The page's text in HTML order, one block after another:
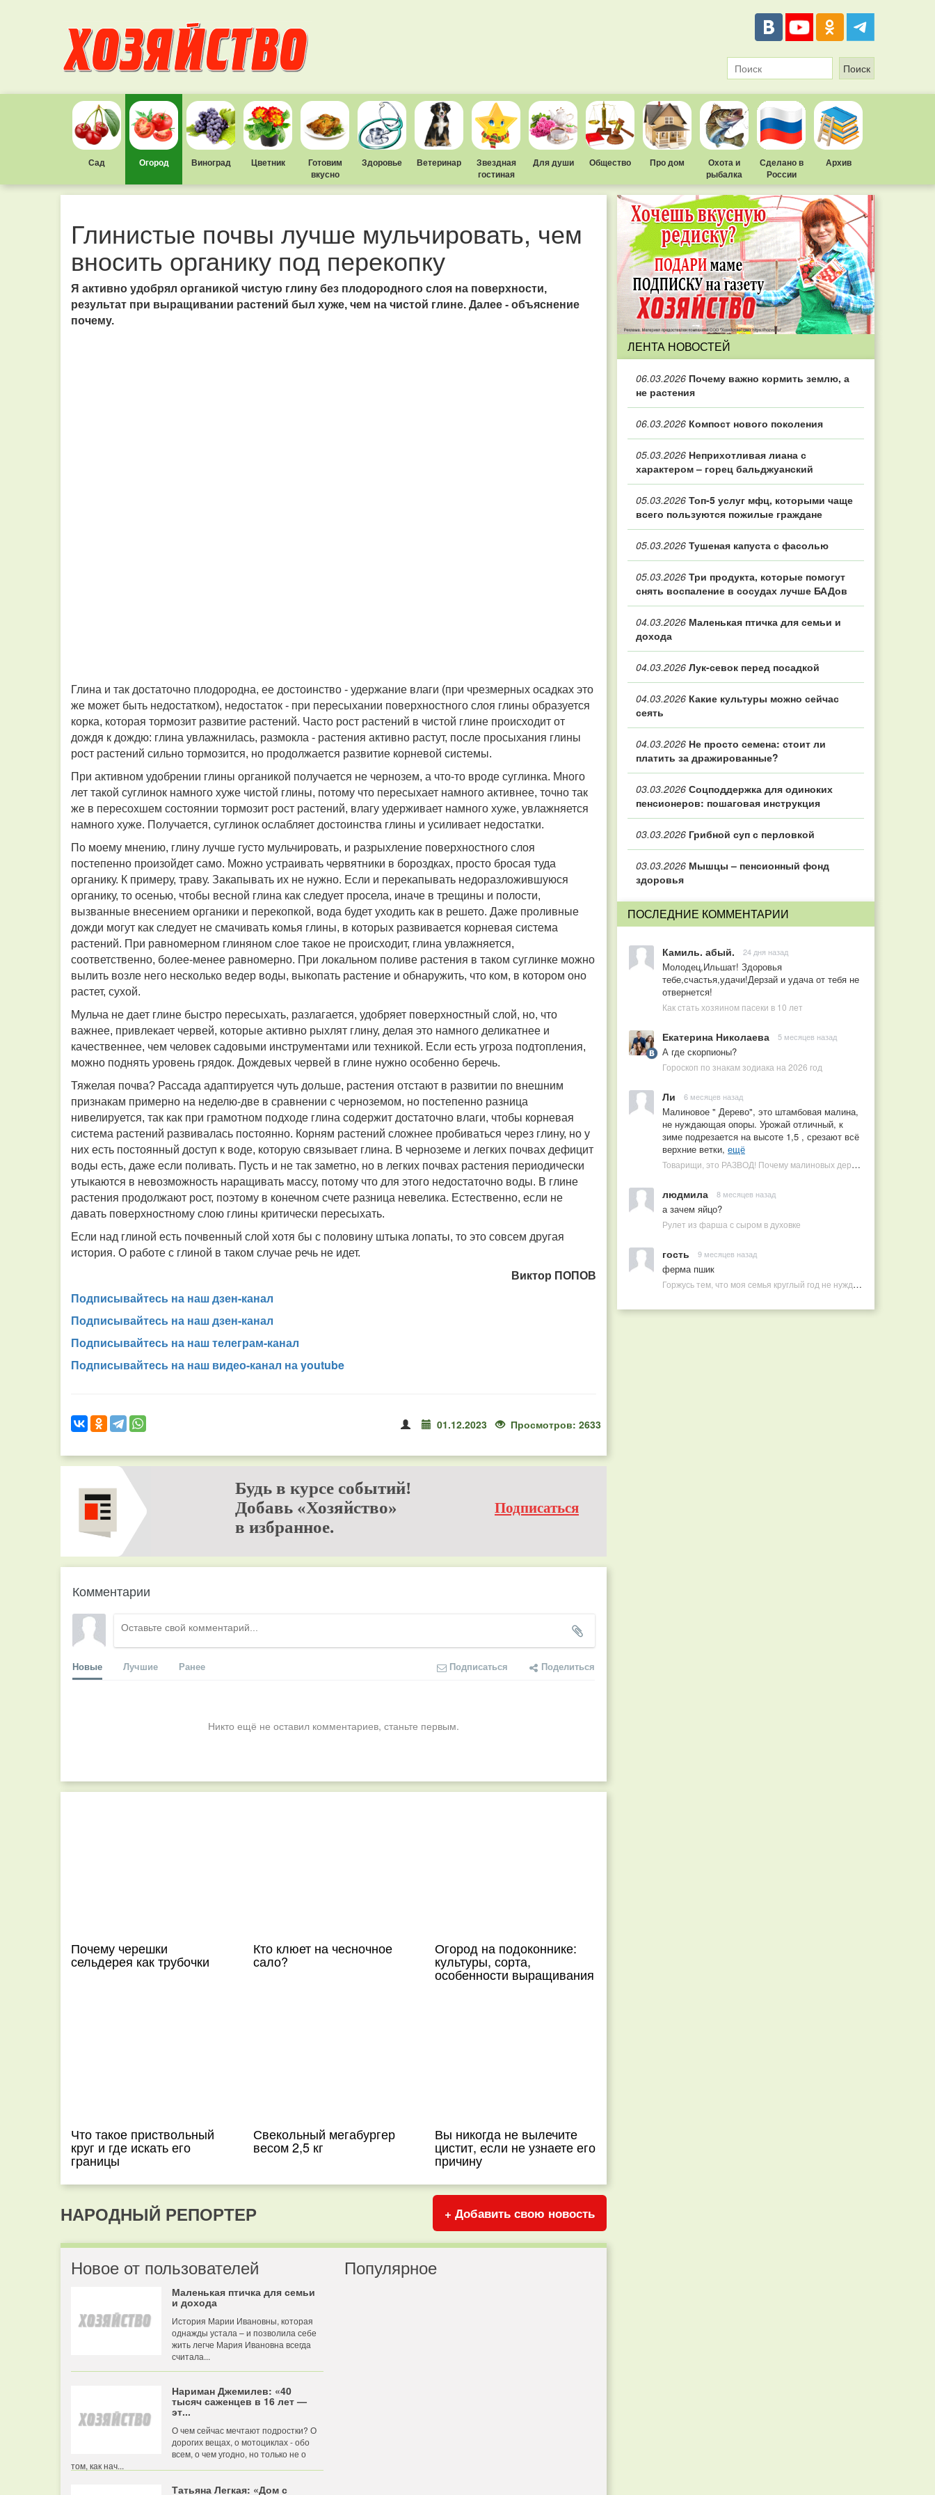
Сад Огород Виноград Цветник
Готовим
вкусно
Здоровье Ветеринар
Звездная
гостиная
Для души Общество Про дом
Охота и
рыбалка
Сделано в
России
Архив
Глинистые почвы лучше мульчировать, чем
вносить органику под перекопку
Я активно удобрял органикой чистую глину без плодородного слоя на поверхности,
результат при выращивании растений был хуже, чем на чистой глине. Далее - объяснение
почему.
Глина и так достаточно плодородна, ее достоинство - удержание влаги (при чрезмерных осадках это
же может быть недостатком), недостаток - при пересыхании поверхностного слоя глины образуется
корка, которая тормозит развитие растений. Часто рост растений в чистой глине происходит от
дождя к дождю: глина увлажнилась, размокла - растения активно растут, после просыхания глины
рост растений сильно тормозится, но продолжается развитие корневой системы.
При активном удобрении глины органикой получается не чернозем, а что-то вроде суглинка. Много
лет такой суглинок намного хуже чистой глины, потому что пересыхает намного активнее, точно так
же в пересохшем состоянии тормозит рост растений, влагу удерживает намного хуже, увлажняется
намного хуже. Получается, суглинок ослабляет достоинства глины и усиливает недостатки.
По моему мнению, глину лучше густо мульчировать, и разрыхление поверхностного слоя
постепенно произойдет само. Можно устраивать червятники в бороздках, просто бросая туда
органику. К примеру, траву. Закапывать их не нужно. Если и перекапывать недоразложившуюся
органику, то осенью, чтобы весной глина как следует просела, иначе в трещины и полости,
вызванные внесением органики и перекопкой, вода будет уходить как в решето. Даже проливные
дожди могут как следует не смачивать комья глины, в которых развивается корневая система
растений. При равномерном глиняном слое такое не происходит, глина увлажняется,
соответственно, более-менее равномерно. При локальном поливе растения в таком суглинке можно
вылить возле него несколько ведер воды, выкопать растение и обнаружить, что ком, в котором оно
растет, сухой.
Мульча не дает глине быстро пересыхать, разлагается, удобряет поверхностный слой, но, что
важнее, привлекает червей, которые активно рыхлят глину, делая это намного деликатнее и
качественнее, чем человек садовыми инструментами или техникой. Если есть угроза подтопления,
можно поднять уровень грядок. Дождевых червей в глине нужно особенно беречь.
Тяжелая почва? Рассада адаптируется чуть дольше, растения отстают в развитии по внешним
признакам примерно на неделю-две в сравнении с черноземом, но постепенно разница
нивелируется, так как при грамотном подходе глина содержит достаточно влаги, чтобы корневая
система растений развивалась постоянно. Корням растений сложнее пробиваться через глину, но у
них есть постоянный доступ к воде, которую связывает глина. В черноземе и легких почвах дефицит
воды есть, даже если поливать. Пусть и не так заметно, но в легких почвах растения периодически
утыкаются в невозможность наращивать массу, потому что для этого недостаточно воды. В глине
растения продолжают рост, поэтому в конечном счете разница невелика. Естественно, если не
давать поверхностному слою глины критически пересыхать.
Если над глиной есть почвенный слой хотя бы с половину штыка лопаты, то это совсем другая
история. О работе с глиной в таком случае речь не идет.
Виктор ПОПОВ
Подписывайтесь на наш дзен-канал
Подписывайтесь на наш дзен-канал
Подписывайтесь на наш телеграм-канал
Подписывайтесь на наш видео-канал на youtube
01.12.2023 Просмотров: 2633
Будь в курсе событий!
Добавь «Хозяйство»
в избранное.
Подписаться
Комментарии
Новые Лучшие Ранее Подписаться Поделиться
Никто ещё не оставил комментариев, станьте первым.
Почему черешки
сельдерея как трубочки
Кто клюет на чесночное
сало?
Огород на подоконнике:
культуры, сорта,
особенности выращивания
Что такое приствольный
круг и где искать его
границы
Свекольный мегабургер
весом 2,5 кг
Вы никогда не вылечите
цистит, если не узнаете его
причину
НАРОДНЫЙ РЕПОРТЕР + Добавить свою новость
Новое от пользователей
Маленькая птичка для семьи
и дохода
История Марии Ивановны, которая
однажды устала – и позволила себе
жить легче Мария Ивановна всегда
считала...
Нариман Джемилев: «40
тысяч саженцев в 16 лет —
эт...
О чем сейчас мечтают подростки? О
дорогих вещах, о мотоциклах - обо
всем, о чем угодно, но только не о
том, как нач...
Татьяна Легкая: «Дом с
Популярное
ЛЕНТА НОВОСТЕЙ
06.03.2026 Почему важно кормить землю, а
не растения
06.03.2026 Компост нового поколения
05.03.2026 Неприхотливая лиана с
характером – горец бальджуанский
05.03.2026 Топ‑5 услуг мфц, которыми чаще
всего пользуются пожилые граждане
05.03.2026 Тушеная капуста с фасолью
05.03.2026 Три продукта, которые помогут
снять воспаление в сосудах лучше БАДов
04.03.2026 Маленькая птичка для семьи и
дохода
04.03.2026 Лук-севок перед посадкой
04.03.2026 Какие культуры можно сейчас
сеять
04.03.2026 Не просто семена: стоит ли
платить за дражированные?
03.03.2026 Соцподдержка для одиноких
пенсионеров: пошаговая инструкция
03.03.2026 Грибной суп с перловкой
03.03.2026 Мышцы – пенсионный фонд
здоровья
ПОСЛЕДНИЕ КОММЕНТАРИИ
Камиль. абый. 24 дня назад
Молодец,Ильшат! Здоровья
тебе,счастья,удачи!Дерзай и удача от тебя не
отвернется!
Как стать хозяином пасеки в 10 лет
Екатерина Николаева 5 месяцев назад
А где скорпионы?
Гороскоп по знакам зодиака на 2026 год
Ли 6 месяцев назад
Малиновое " Дерево", это штамбовая малина,
не нуждающая опоры. Урожай отличный, к
зиме подрезается на высоте 1,5 , срезают всё
верхние ветки, ещё
Товарищи, это РАЗВОД! Почему малиновых деревьев не бывает, или Как ушлые продавцы наживаются на мечтах садоводов
людмила 8 месяцев назад
а зачем яйцо?
Рулет из фарша с сыром в духовке
гость 9 месяцев назад
ферма пшик
Горжусь тем, что моя семья круглый год не нуждается в покупных витаминах